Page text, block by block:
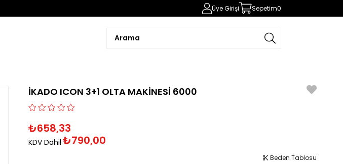
Üye Girişi Sepetim0
İKADO ICON 3+1 OLTA MAKİNESİ 6000
₺658,33
KDV Dahil ₺790,00
Beden Tablosu